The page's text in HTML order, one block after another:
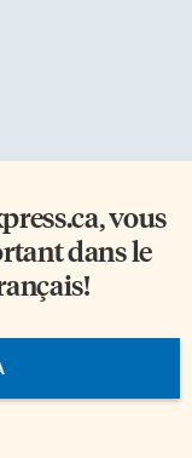
, vous
dans le